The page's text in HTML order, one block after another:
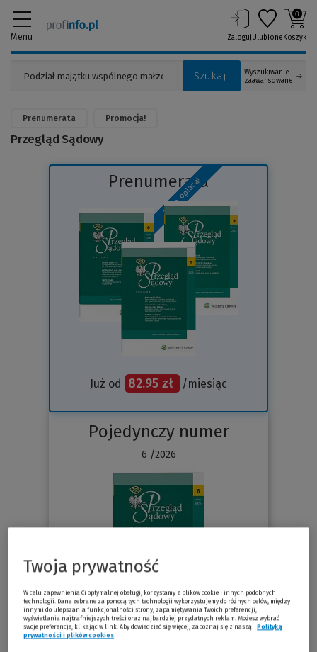
Menu
Szukaj
Wyszukiwanie
zaawansowane
ZalogujUlubione
0
Koszyk
Prenumerata Promocja!
Przegląd Sądowy
To się opłaca!
Prenumerata
Już od 82.95 zł /miesiąc
Pojedynczy numer
6 /2026
Sprawdź
Twoja prywatność
W celu zapewnienia Ci optymalnej obsługi, korzystamy z plików cookie i innych podobnych
technologii. Dane zebrane za pomocą tych technologii wykorzystujemy do różnych celów, między
innymi do ulepszania funkcjonalności strony, zapamiętywania Twoich preferencji,
wyświetlania najtrafniejszych treści oraz najbardziej przydatnych reklam. Możesz wybrać
swoje preferencje, klikając w link. Aby dowiedzieć się więcej, zapoznaj się z naszą
Polityką
prywatności i plików cookies